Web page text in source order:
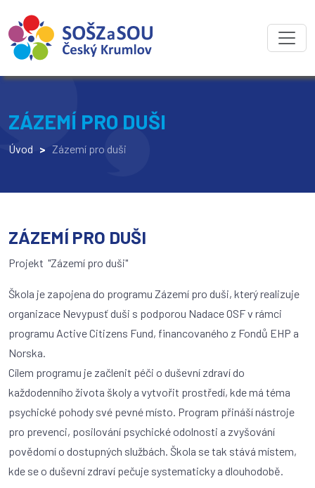
ZÁZEMÍ PRO DUŠI
Úvod > Zázemí pro duši
ZÁZEMÍ PRO DUŠI
Projekt "Zázemí pro duši"
Škola je zapojena do programu Zázemí pro duši, který realizuje
organizace Nevypusť duši s podporou Nadace OSF v rámci
programu Active Citizens Fund, financovaného z Fondů EHP a
Norska.
Cílem programu je začlenit péči o duševní zdraví do
každodenního života školy a vytvořit prostředí, kde má téma
psychické pohody své pevné místo. Program přináší nástroje
pro prevenci, posilování psychické odolnosti a zvyšování
povědomí o dostupných službách. Škola se tak stává místem,
kde se o duševní zdraví pečuje systematicky a dlouhodobě.